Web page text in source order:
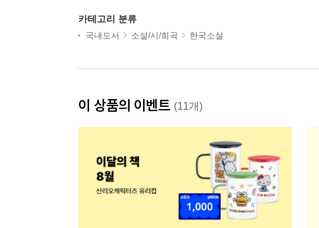
카테고리 분류
국내도서 소설/시/희곡 한국소설
이 상품의 이벤트 (11개)